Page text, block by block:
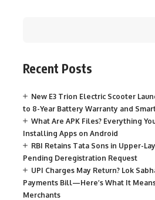
Recent Posts
New E3 Trion Electric Scooter
to 8-Year Battery Warranty and
What Are APK Files? Everything
Installing Apps on Android
RBI Retains Tata Sons in Upper-
Pending Deregistration Request
UPI Charges May Return? Lok
Payments Bill—Here’s What It
Merchants